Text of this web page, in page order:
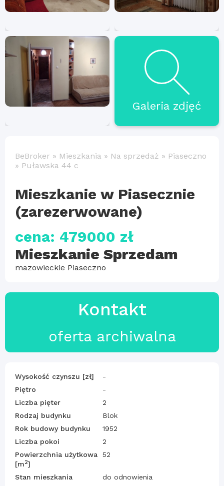
Galeria zdjęć
BeBroker » Mieszkania » Na sprzedaż » Piaseczno
» Puławska 44 c
Mieszkanie w Piasecznie
(zarezerwowane)
cena: 479000 zł
Mieszkanie Sprzedam
mazowieckie Piaseczno
Kontakt
oferta archiwalna
Wysokość czynszu [zł]
-
Piętro
-
Liczba pięter
2
Rodzaj budynku
Blok
Rok budowy budynku
1952
Liczba pokoi
2
Powierzchnia użytkowa
[m2]
52
Stan mieszkania
do odnowienia